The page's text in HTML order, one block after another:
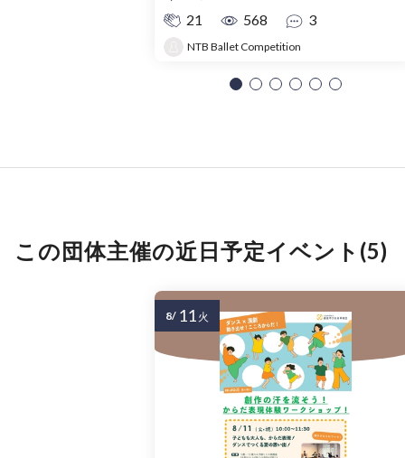
21
568 3
NTB Ballet Competition
この団体主催の近日予定イベント(5)
8/ 11 火